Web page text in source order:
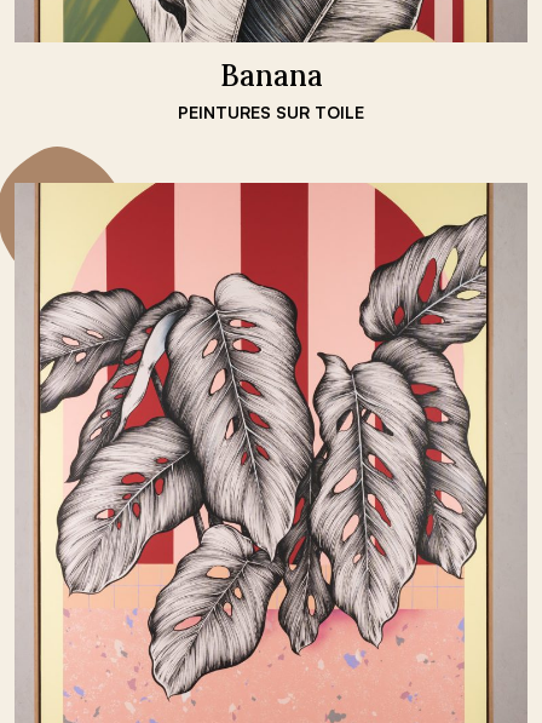
Banana
PEINTURES SUR TOILE